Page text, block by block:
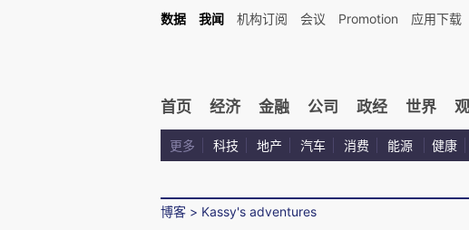
数据 我闻 机构订阅 会议 Promotion 应用下载
首页 经济 金融 公司 政经 世界
更多 科技 地产 汽车 消费 能源 健康
博客 > Kassy's adventures